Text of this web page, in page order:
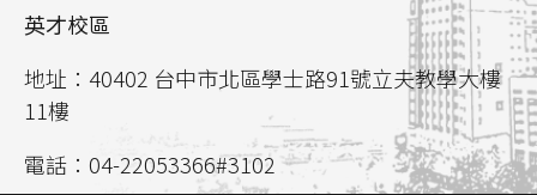
英才校區
地址：40402 台中市北區學士路91號立夫教學大樓
11樓
電話：04-22053366#3102